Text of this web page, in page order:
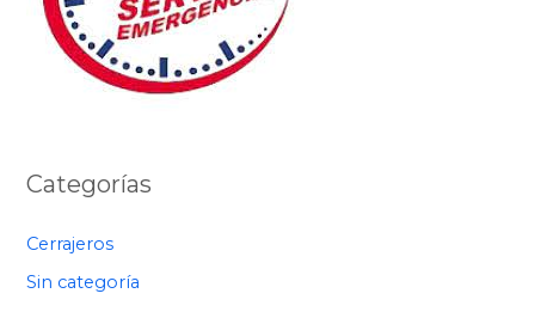
Categorías
Cerrajeros
Sin categoría